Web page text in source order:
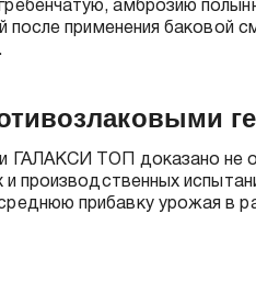
амброзию
после применения
ГАЛАКСИ ТОП доказано не
производственных
прибавку урожая в